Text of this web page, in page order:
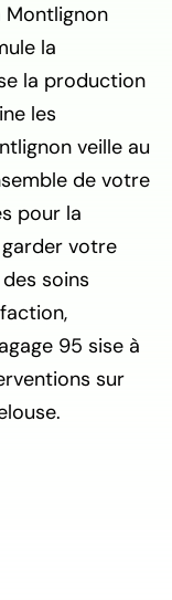
Montlignon
la
la production
les
veille au
de votre
pour la
votre
soins
95 sise à
sur